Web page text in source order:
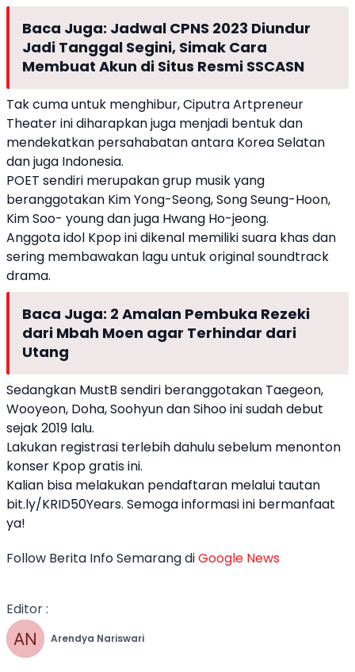
Baca Juga: Jadwal CPNS 2023 Diundur
Jadi Tanggal Segini, Simak Cara
Membuat Akun di Situs Resmi SSCASN
Tak cuma untuk menghibur,Ciputra Artpreneur
Theater ini diharapkan juga menjadi bentuk dan
mendekatkan persahabatan antara Korea Selatan
dan juga Indonesia.
POET sendiri merupakan grup musik yang
beranggotakan Kim Yong-Seong, Song Seung-Hoon,
Kim Soo- young dan juga Hwang Ho-jeong.
Anggota idol Kpop ini dikenal memiliki suara khas dan
sering membawakan lagu untuk original soundtrack
drama.
Baca Juga: 2 Amalan Pembuka Rezeki
dari Mbah Moen agar Terhindar dari
Utang
Sedangkan MustB sendiri beranggotakan Taegeon,
Wooyeon, Doha, Soohyun dan Sihoo ini sudah debut
sejak 2019 lalu.
Lakukan registrasi terlebih dahulu sebelum menonton
konser Kpop gratisini.
Kalian bisa melakukan pendaftaran melalui tautan
bit.ly/KRID50Years. Semoga informasi ini bermanfaat
ya!
Follow Berita Info Semarang diGoogle News
Editor :
Arendya Nariswari